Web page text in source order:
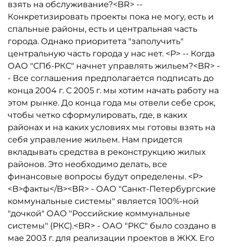
взять на обслуживание?<BR> --
Конкретизировать проекты пока не могу, есть и
спальные районы, есть и центральная часть
города. Однако приоритета "заполучить"
центральную часть города у нас нет. <P> -- Когда
ОАО "СПб-РКС" начнет управлять жильем?<BR> -
- Все соглашения предполагается подписать до
конца 2004 г. С 2005 г. мы хотим начать работу на
этом рынке. До конца года мы отвели себе срок,
чтобы четко сформулировать, где, в каких
районах и на каких условиях мы готовы взять на
себя управление жильем. Нам придется
вкладывать средства в реконструкцию жилых
районов. Это необходимо делать, все
финансовые вопросы будут определены. <P>
<B>факты</B><BR> - ОАО "Санкт-Петербургские
коммунальные системы" является 100%-ной
"дочкой" ОАО "Российские коммунальные
системы" (РКС).<BR> - ОАО "РКС" было создано в
мае 2003 г. для реализации проектов в ЖКХ. Его